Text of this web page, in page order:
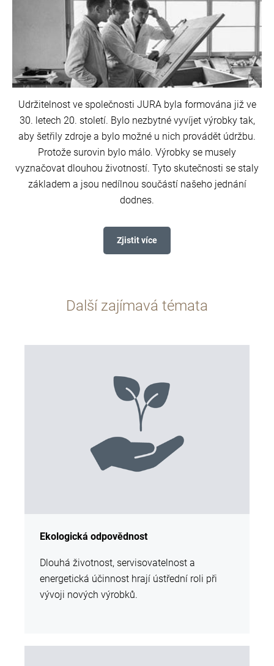
Udržitelnost ve společnosti JURA byla formována již ve
30. letech 20. století. Bylo nezbytné vyvíjet výrobky tak,
aby šetřily zdroje a bylo možné u nich provádět údržbu.
Protože surovin bylo málo. Výrobky se musely
vyznačovat dlouhou životností. Tyto skutečnosti se staly
základem a jsou nedílnou součástí našeho jednání
dodnes.
Zjistit více
Další zajímavá témata
Ekologická odpovědnost
Dlouhá životnost, servisovatelnost a
energetická účinnost hrají ústřední roli při
vývoji nových výrobků.